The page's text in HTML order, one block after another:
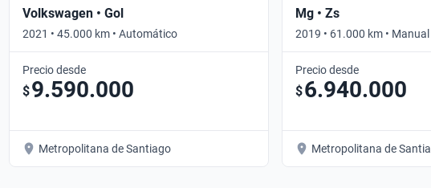
Volkswagen • Gol
2021 • 45.000 km • Automático
Precio desde
$9.590.000
Metropolitana de Santiago
Mg • Zs
2019 • 61.000 km • Manual
Precio desde
$6.940.000
Metropolitana de